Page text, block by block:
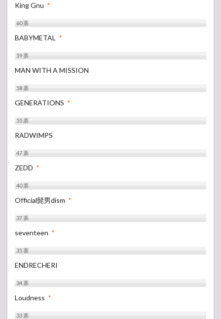
King Gnu *
60票
BABYMETAL *
59票
MAN WITH A MISSION
58票
GENERATIONS *
55票
RADWIMPS
47票
ZEDD *
40票
Official髭男dism *
37票
seventeen *
35票
ENDRECHERI
34票
Loudness *
33票